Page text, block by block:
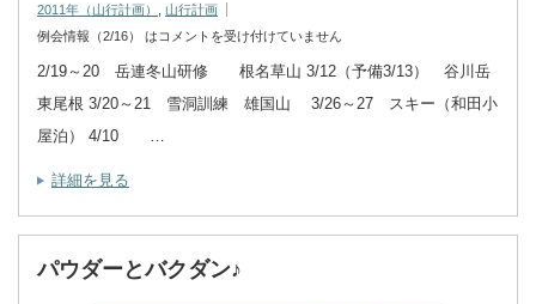
2011年（山行計画）
山行計画
例会情報（2/16） は コメントを受け付けていません
2/19～20 岳連冬山研修 根名草山 3/12（予備3/13） 谷川岳
東尾根 3/20～21 雪洞訓練 雄国山 3/26～27 スキー（和田小
屋泊） 4/10 …
詳細を見る
パウダーとバクダン♪